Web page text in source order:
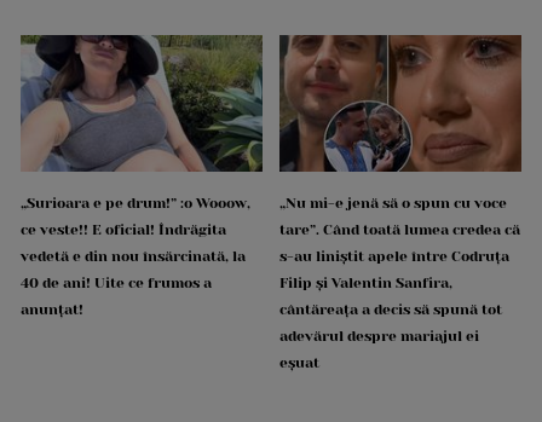
„Surioara e pe drum!” :o Wooow,
ce veste!! E oficial! Îndrăgita
vedetă e din nou însărcinată, la
40 de ani! Uite ce frumos a
anunțat!
„Nu mi-e jenă să o spun cu voce
tare”. Când toată lumea credea că
s-au liniștit apele între Codruța
Filip și Valentin Sanfira,
cântăreața a decis să spună tot
adevărul despre mariajul ei
eșuat